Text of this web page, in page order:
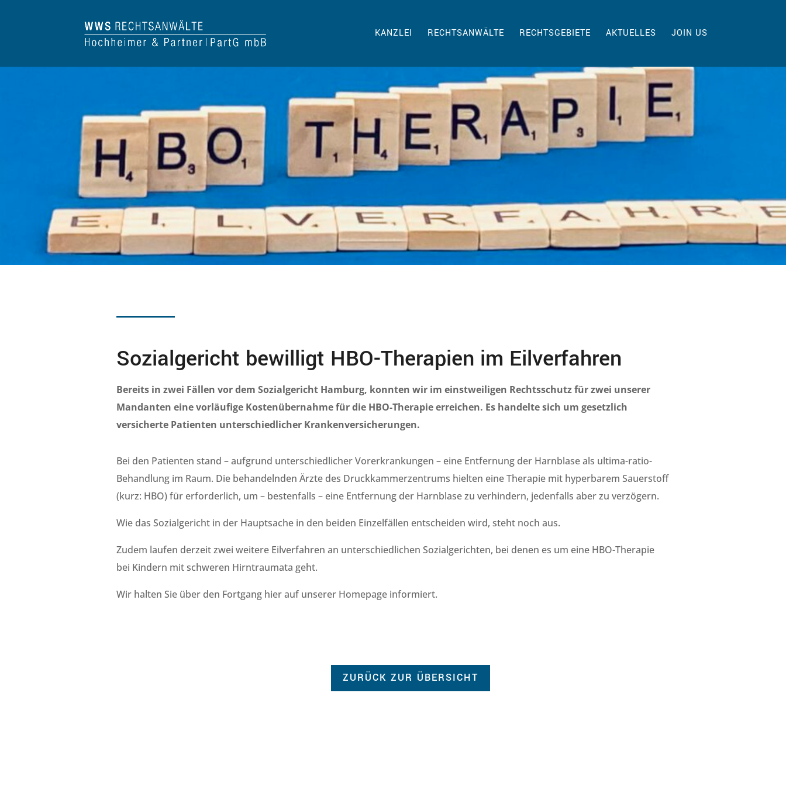
KANZLEI RECHTSANWÄLTE RECHTSGEBIETE AKTUELLES JOIN US
Sozialgericht bewilligt HBO-Therapien im Eilverfahren
Bereits in zwei Fällen vor dem Sozialgericht Hamburg, konnten wir im einstweiligen Rechtsschutz für zwei unserer
Mandanten eine vorläufige Kostenübernahmefür die HBO-Therapie erreichen. Es handelte sich um gesetzlich
versicherte Patienten unterschiedlicher Krankenversicherungen.
Bei den Patienten stand – aufgrund unterschiedlicher Vorerkrankungen – eine Entfernung der Harnblase als ultima-ratio-
Behandlung im Raum. Die behandelnden Ärzte des Druckkammerzentrums hielten eine Therapie mit hyperbarem Sauerstoff
(kurz: HBO) für erforderlich, um – bestenfalls – eine Entfernung der Harnblase zu verhindern, jedenfalls aber zu verzögern.
Wie das Sozialgericht in der Hauptsache in den beiden Einzelfällen entscheiden wird, steht noch aus.
Zudem laufen derzeit zwei weitere Eilverfahren an unterschiedlichen Sozialgerichten, bei denen es um eine HBO-Therapie
bei Kindern mit schweren Hirntraumata geht.
Wir halten Sie über den Fortgang hier auf unserer Homepage informiert.
ZURÜCK ZUR ÜBERSICHT